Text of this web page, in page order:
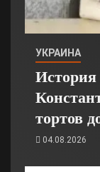
УКРАИНА
тортов
04.08.2026